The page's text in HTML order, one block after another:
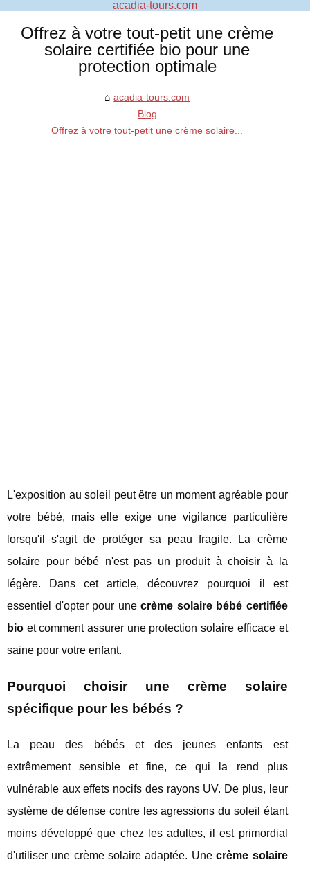
Offrez à votre tout-petit une crème
solaire certifiée bio pour une
protection optimale
acadia-tours.com
Blog
Offrez à votre tout-petit une crème solaire...
L'exposition au soleil peut être un moment agréable pour
votre bébé, mais elle exige une vigilance particulière
lorsqu'il s'agit de protéger sa peau fragile. La crème
solaire pour bébé n'est pas un produit à choisir à la
légère. Dans cet article, découvrez pourquoi il est
essentiel d'opter pour unecrème solaire bébé certifiée
bio et comment assurer une protection solaire efficace et
saine pour votre enfant.
Pourquoi choisir une crème solaire
spécifique pour les bébés ?
La peau des bébés et des jeunes enfants est
extrêmement sensible et fine, ce qui la rend plus
vulnérable aux effets nocifs des rayons UV. De plus, leur
système de défense contre les agressions du soleil étant
moins développé que chez les adultes, il est primordial
d'utiliser une crème solaire adaptée. Unecrème solaire
acadia-tours.com